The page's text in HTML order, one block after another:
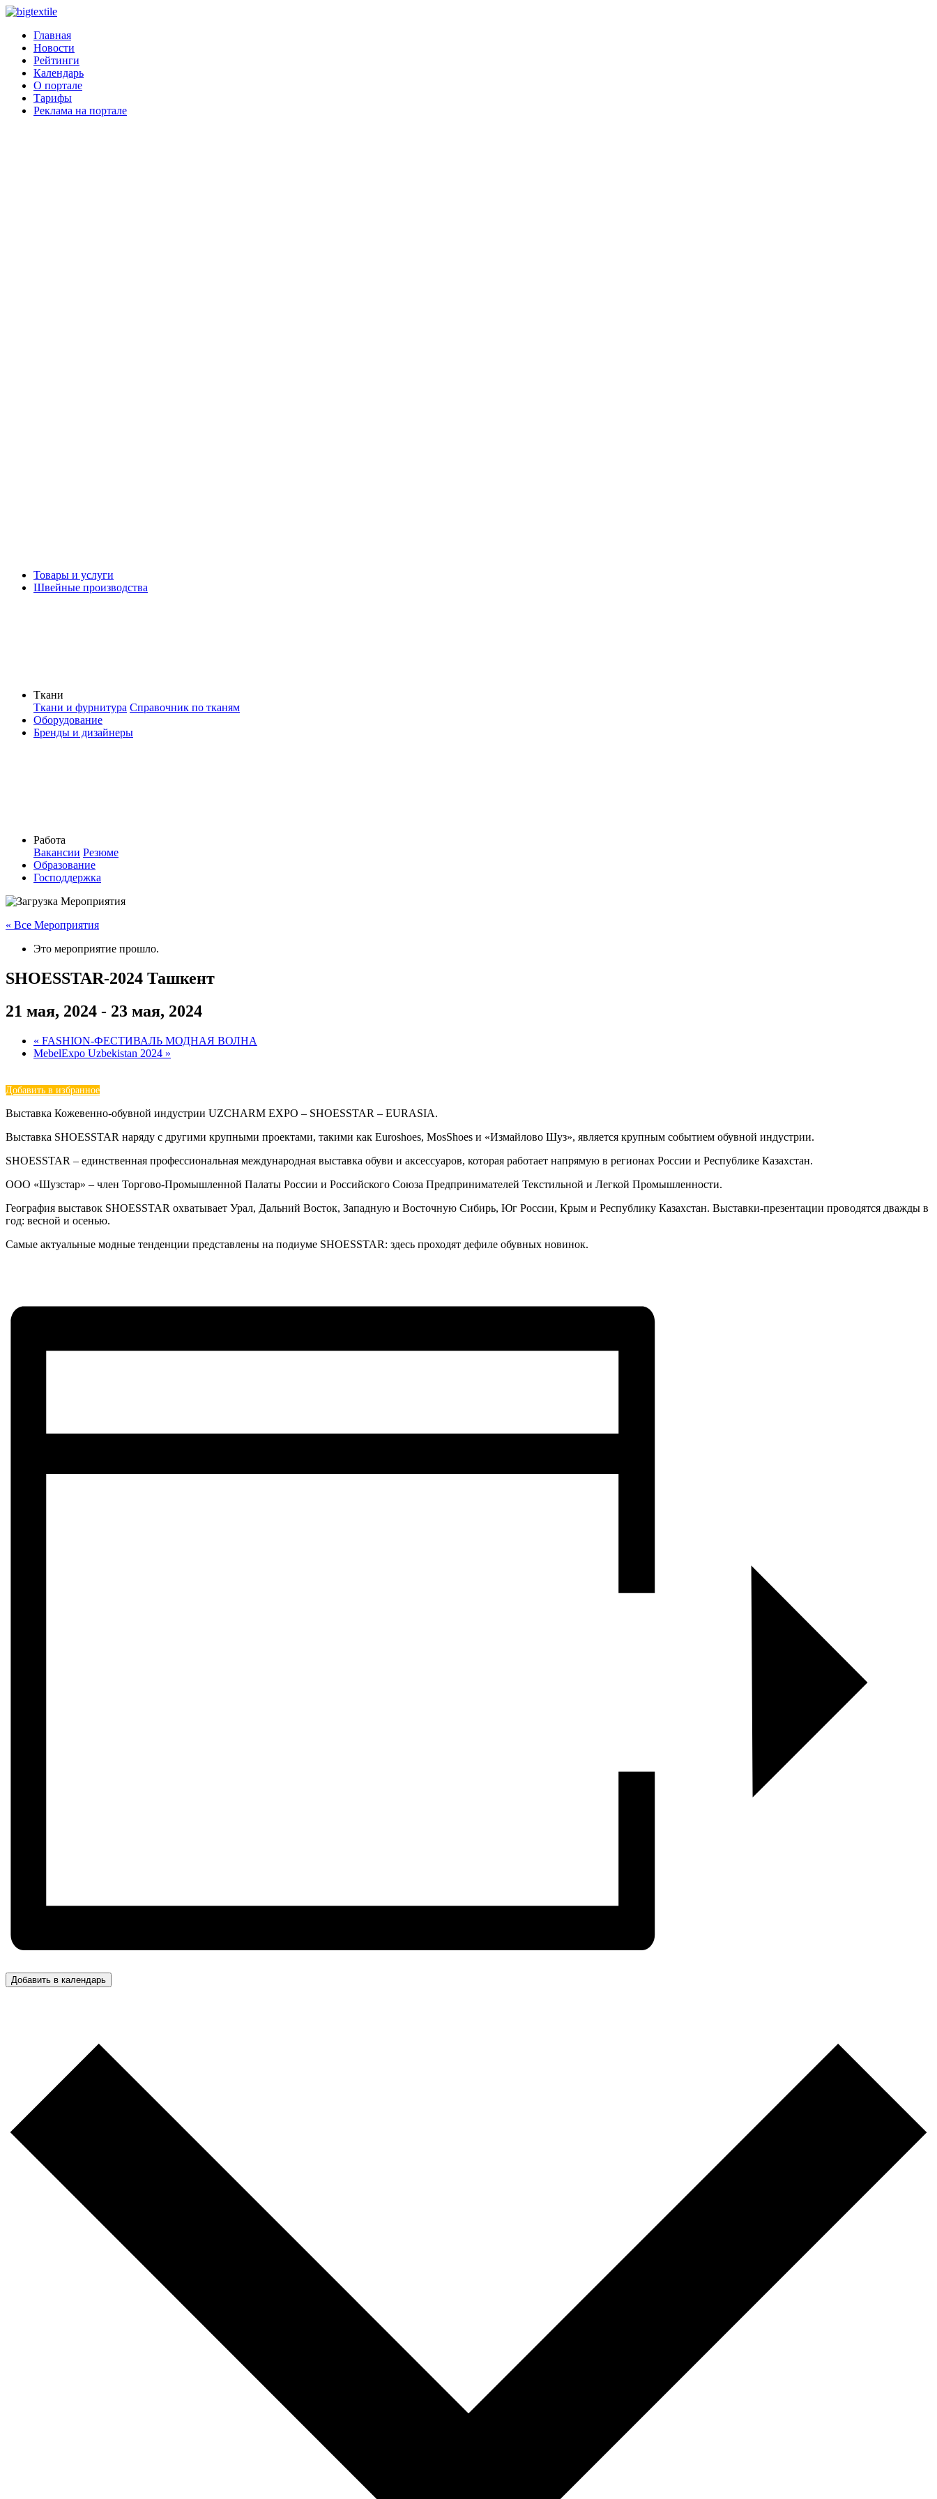
Главная
Новости
Рейтинги
Календарь
О портале
Тарифы
Реклама на портале
Товары и услуги
Швейные производства
Ткани
Ткани и фурнитура Справочник по тканям
Оборудование
Бренды и дизайнеры
Работа
Вакансии Резюме
Образование
Господдержка
« Все Мероприятия
Это мероприятие прошло.
SHOESSTAR-2024 Ташкент
21 мая, 2024 - 23 мая, 2024
« FASHION-ФЕСТИВАЛЬ МОДНАЯ ВОЛНА
MebelExpo Uzbekistan 2024 »
Добавить в избранное
Выставка Кожевенно-обувной индустрии UZCHARM EXPO – SHOESSTAR – EURASIA.
Выставка SHOESSTAR наряду с другими крупными проектами, такими как Euroshoes, MosShoes и «Измайлово Шуз», является крупным событием обувной индустрии.
SHOESSTAR – единственная профессиональная международная выставка обуви и аксессуаров, которая работает напрямую в регионах России и Республике Казахстан.
ООО «Шузстар» – член Торгово-Промышленной Палаты России и Российского Союза Предпринимателей Текстильной и Легкой Промышленности.
География выставок SHOESSTAR охватывает Урал, Дальний Восток, Западную и Восточную Сибирь, Юг России, Крым и Республику Казахстан. Выставки-презентации проводятся дважды в
год: весной и осенью.
Самые актуальные модные тенденции представлены на подиуме SHOESSTAR: здесь проходят дефиле обувных новинок.
Добавить в календарь